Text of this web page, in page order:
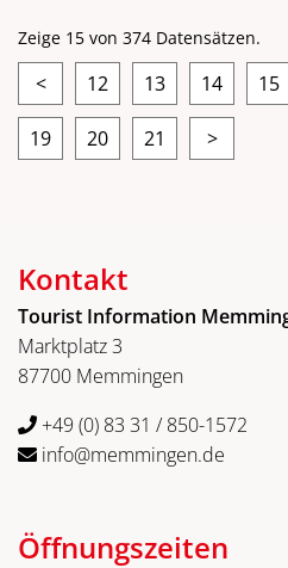
Zeige 15 von 374 Datensätzen.
< 12 13 14 15
19 20 21 >
Kontakt
Tourist Information
Marktplatz 3
87700 Memmingen
+49 (0) 83 31 / 850-1572
info@memmingen.de
Öffnungszeiten